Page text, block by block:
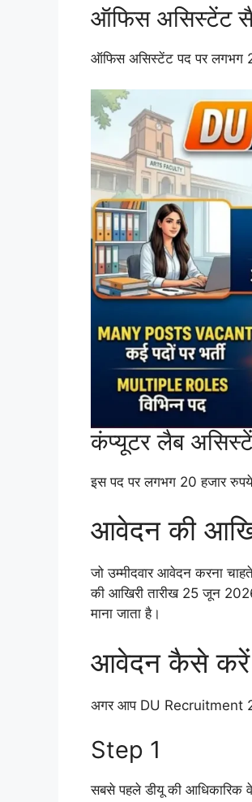
ऑफिस असिस्टेंट
ऑफिस असिस्टेंट पद पर लगभग
कंप्यूटर लैब
इस पद पर लगभग 20 हजार रुपये
आवेदन की
जो उम्मीदवार आवेदन करना
की आखिरी तारीख 25 जून
माना जाता है।
आवेदन कैसे करें
अगर आप DU Recruitment
Step 1
सबसे पहले डीयू की आधिकारिक